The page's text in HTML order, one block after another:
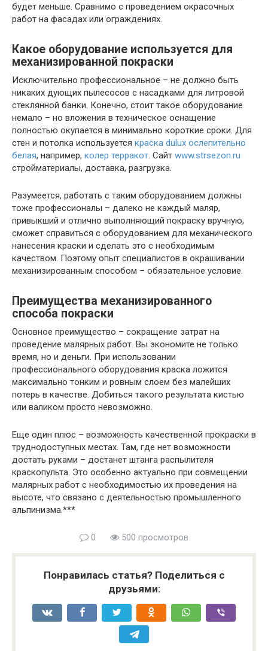
будет меньше. Сравнимо с проведением окрасочных
работ на фасадах или ограждениях.
Какое оборудование используется для
механизированной покраски
Исключительно профессиональное – не должно быть
никаких дующих пылесосов с насадками для литровой
стеклянной банки. Конечно, стоит такое оборудование
немало – но вложения в техническое оснащение
полностью окупается в минимально короткие сроки. Для
стен и потолка используется краска dulux ослепительно
белая, например, колер терракот. Сайт www.strsezon.ru
стройматериалы, доставка, разгрузка.
Разумеется, работать с таким оборудованием должны
тоже профессионалы – далеко не каждый маляр,
привыкший и отлично выполняющий покраску вручную,
сможет справиться с оборудованием для механического
нанесения краски и сделать это с необходимым
качеством. Поэтому опыт специалистов в окрашивании
механизированным способом – обязательное условие.
Преимущества механизированного
способа покраски
Основное преимущество – сокращение затрат на
проведение малярных работ. Вы экономите не только
время, но и деньги. При использовании
профессионального оборудования краска ложится
максимально тонким и ровным слоем без малейших
потерь в качестве. Добиться такого результата кистью
или валиком просто невозможно.
Еще один плюс – возможность качественной прокраски в
труднодоступных местах. Там, где нет возможности
достать руками – достанет штанга распылителя
краскопульта. Это особенно актуально при совмещении
малярных работ с необходимостью их проведения на
высоте, что связано с деятельностью промышленного
альпинизма.***
0 500 просмотров
Понравилась статья? Поделиться с
друзьями: